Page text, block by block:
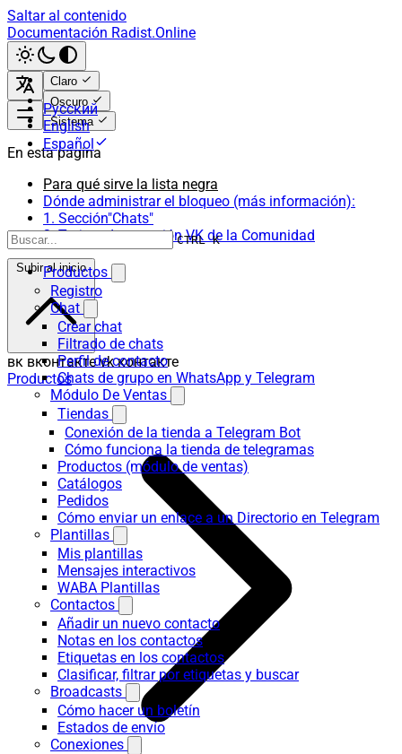
Saltar al contenido
Documentación Radist.Online
Claro
Oscuro
Sistema
Русский
English
Español
CTRL K
Productos
Registro
Chat
Crear chat
Filtrado de chats
Perfil de contacto
Chats de grupo en WhatsApp y Telegram
Módulo De Ventas
Tiendas
Conexión de la tienda a Telegram Bot
Cómo funciona la tienda de telegramas
Productos (módulo de ventas)
Catálogos
Pedidos
Cómo enviar un enlace a un Directorio en Telegram
Plantillas
Mis plantillas
Mensajes interactivos
WABA Plantillas
Contactos
Añadir un nuevo contacto
Notas en los contactos
Etiquetas en los contactos
Clasificar, filtrar por etiquetas y buscar
Broadcasts
Cómo hacer un boletín
Estados de envío
Conexiones
En esta página
Para qué sirve la lista negra
Dónde administrar el bloqueo (más información):
1. Sección"Chats"
2. Tarjeta de conexión VK de la Comunidad
Subir al inicio
вк вконтакте vk контакте
Productos